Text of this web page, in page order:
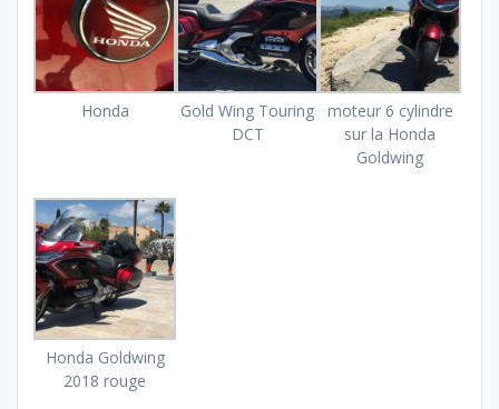
Honda
Gold Wing Touring
DCT
moteur 6 cylindre
sur la Honda
Goldwing
Honda Goldwing
2018 rouge